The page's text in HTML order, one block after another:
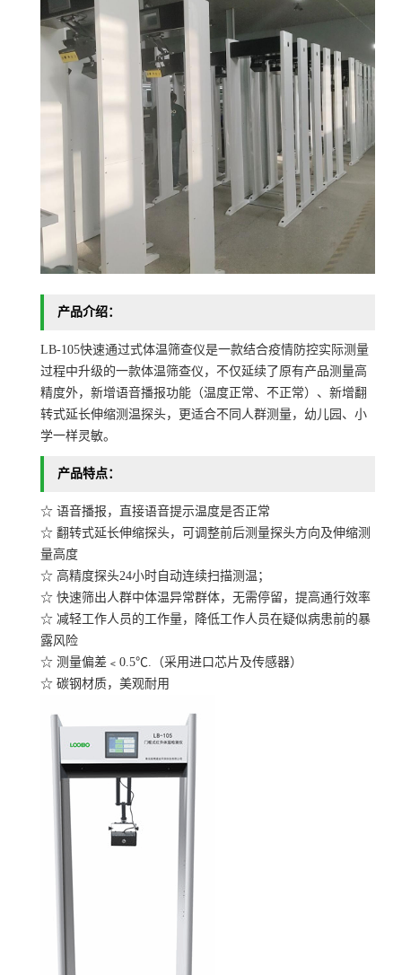
产品介绍：
LB-105快速通过式体温筛查仪是一款结合疫情防控实际测量
过程中升级的一款体温筛查仪，不仅延续了原有产品测量高
精度外，新增语音播报功能（温度正常、不正常）、新增翻
转式延长伸缩测温探头，更适合不同人群测量，幼儿园、小
学一样灵敏。
产品特点：
☆ 语音播报，直接语音提示温度是否正常
☆ 翻转式延长伸缩探头，可调整前后测量探头方向及伸缩测
量高度
☆ 高精度探头24小时自动连续扫描测温；
☆ 快速筛出人群中体温异常群体，无需停留，提高通行效率
☆ 减轻工作人员的工作量，降低工作人员在疑似病患前的暴
露风险
☆ 测量偏差﹤0.5℃.（采用进口芯片及传感器）
☆ 碳钢材质，美观耐用